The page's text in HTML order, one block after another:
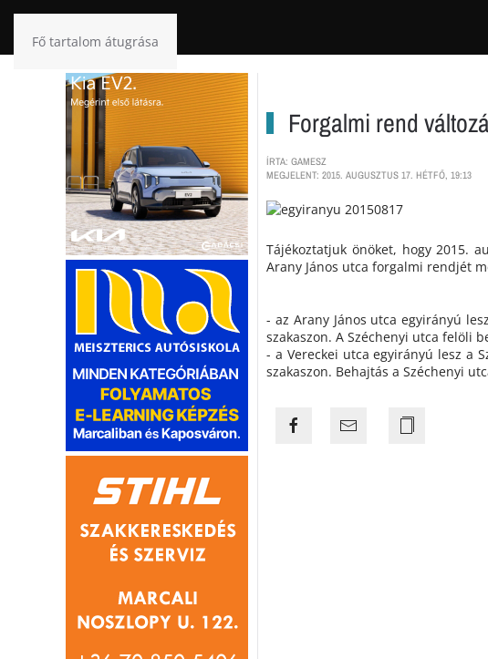
Fő tartalom átugrása
Forgalmi rend
ÍRTA: GAMESZ
MEGJELENT: 2015. AUGUSZTUS 17. HÉTFŐ, 19:13
Tájékoztatjuk önöket, hogy 2015.
Arany János utca forgalmi rendjét
- az Arany János utca egyirányú
szakaszon. A Széchenyi utca felöli
- a Vereckei utca egyirányú lesz a
szakaszon. Behajtás a Széchenyi